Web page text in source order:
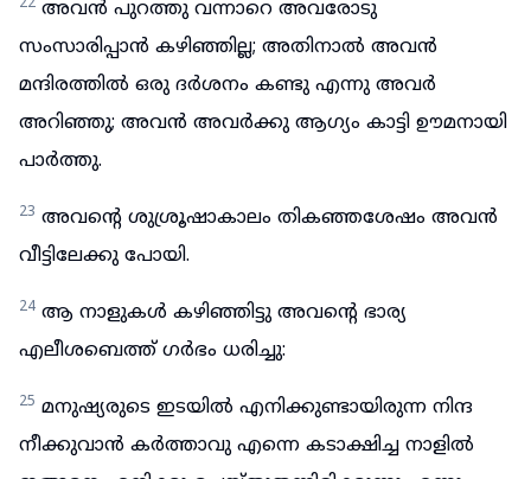
22 അവൻ പുറത്തു വന്നാറെ അവരോടു
സംസാരിപ്പാൻ കഴിഞ്ഞില്ല; അതിനാൽ അവൻ
മന്ദിരത്തിൽ ഒരു ദർശനം കണ്ടു എന്നു അവർ
അറിഞ്ഞു; അവൻ അവർക്കു ആഗ്യം കാട്ടി ഊമനായി
പാർത്തു.
23 അവന്റെ ശുശ്രൂഷാകാലം തികഞ്ഞശേഷം അവൻ
വീട്ടിലേക്കു പോയി.
24 ആ നാളുകൾ കഴിഞ്ഞിട്ടു അവന്റെ ഭാര്യ
എലീശബെത്ത് ഗർഭം ധരിച്ചു:
25 മനുഷ്യരുടെ ഇടയിൽ എനിക്കുണ്ടായിരുന്ന നിന്ദ
നീക്കുവാൻ കർത്താവു എന്നെ കടാക്ഷിച്ച നാളിൽ